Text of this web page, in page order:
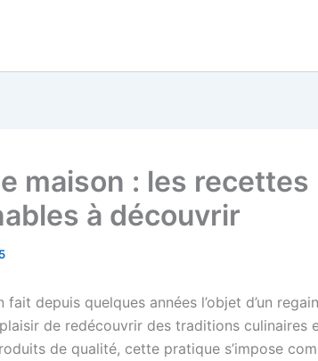
maison : les recettes
à découvrir
depuis quelques années l’objet d’un
de redécouvrir des traditions culinaires
de qualité, cette pratique s’impose